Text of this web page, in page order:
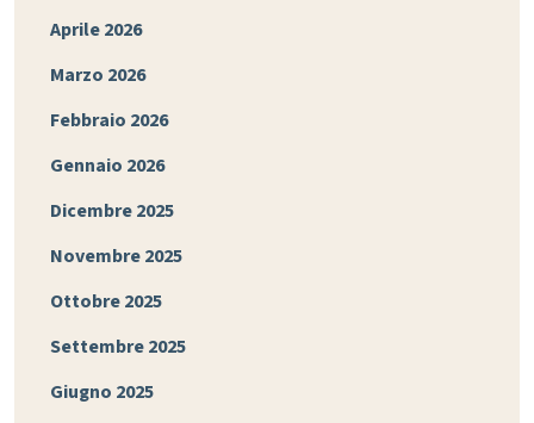
Aprile 2026
Marzo 2026
Febbraio 2026
Gennaio 2026
Dicembre 2025
Novembre 2025
Ottobre 2025
Settembre 2025
Giugno 2025